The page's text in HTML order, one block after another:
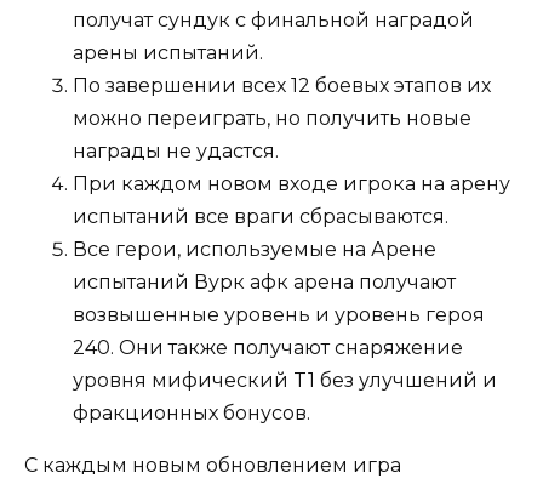
получат сундук с финальной наградой
арены испытаний.
По завершении всех 12 боевых этапов их
можно переиграть, но получить новые
награды не удастся.
При каждом новом входе игрока на арену
испытаний все враги сбрасываются.
Все герои, используемые на Арене
испытаний Вурк афк арена получают
возвышенные уровень и уровень героя
240. Они также получают снаряжение
уровня мифический T1 без улучшений и
фракционных бонусов.
С каждым новым обновлением игра